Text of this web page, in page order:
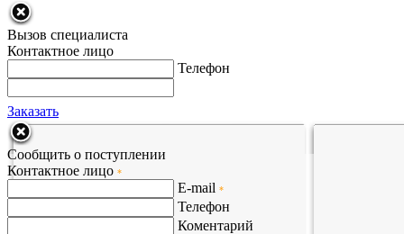
Вызов специалиста
Контактное лицо
Телефон
Заказать
Сообщить о поступлении
Контактное лицо *
E-mail *
Телефон
Коментарий